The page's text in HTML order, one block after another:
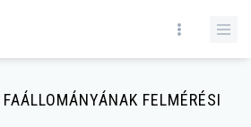
FELMÉRÉSI